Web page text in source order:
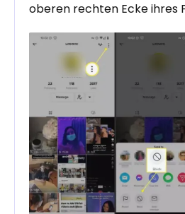
oberen rechten Ecke ihres